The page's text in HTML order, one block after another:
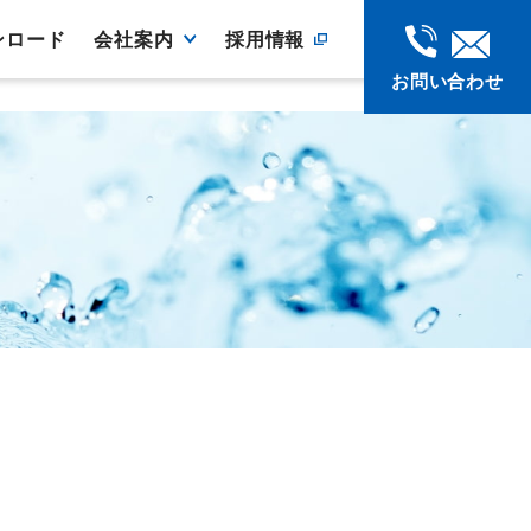
ード 会社案内 採用情報
お問い合わせ